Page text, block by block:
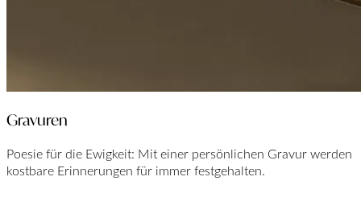
Gravuren
Poesie für die Ewigkeit: Mit einer persönlichen Gravur werden
kostbare Erinnerungen für immer festgehalten.